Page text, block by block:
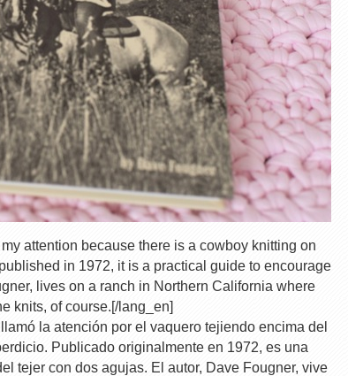
attention because there is a cowboy knitting on
in 1972, it is a practical guide to encourage
lives on a ranch in Northern California where
knits, of course.[/lang_en]
la atención por el vaquero tejiendo encima del
Publicado originalmente en 1972, es una
tejer con dos agujas. El autor, Dave Fougner, vive